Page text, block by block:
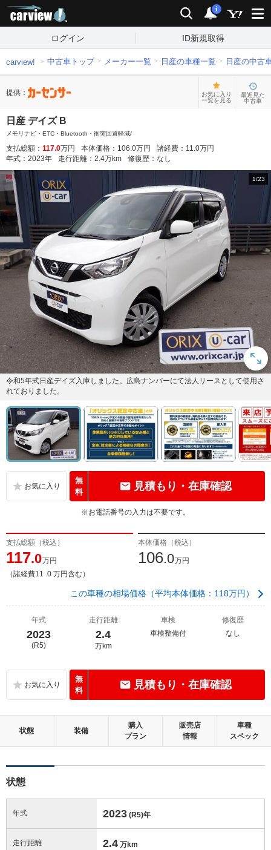
検索 通知
i
ログイン ID新規取得
carview! 中古車トップ メーカー一覧 日産の車種一覧 日産の中古
提供：
お気に入り
一覧を見る
最近見た
中古車
日産 デイズ B
メモリナビ・ETC・Bluetooth・衝突回避軽減/
支払総額： 117.0万円 本体価格： 106.0万円 諸経費： 11.0万円
年式： 2023年 走行距離： 2.4万km 修復歴： なし
1/23
令和5年式日産デイズ入庫しました。広島ナンバーにて法人リースとして使用さ
れておりました。
無
料
見積もり・在庫確認
※お電話番号の入力は不要です。
支払総額（税込）
117.0万円
（諸経費11 .0 万円含む）
本体価格（税込）
106.0万円
この車種の相場価格（平均本体価格：118万円）
年式
2023
(R5)
走行距離
2.4
万km
車検
車検整備付
修復歴
なし
無
料
見積もり・在庫確認
状態 装備
購入
プラン
販売店
情報
車種
スペック
状態
年式 2023 (R5)年
走行距離 2.4 万km